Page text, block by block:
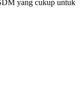
yang cukup untuk